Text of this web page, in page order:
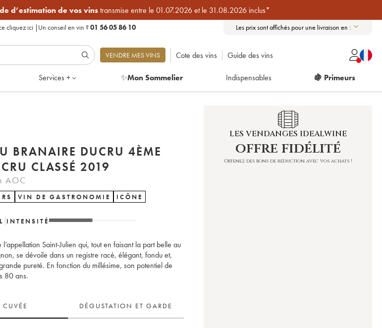
d’estimation de vos vinstransmise entre le 01.07.2026 et le 31.08.2026 inclus*
cliquez ici | Un conseil en vin ?01 56 05 86 10 Les prix sont affichés pour une livraison en :
VENDRE MES VINS Cote des vins Guide des vins
Services + ✨Mon Sommelier Indispensables 🍇 Primeurs
BRANAIRE DUCRU 4ÈME
GRAND CRU CLASSÉ 2019
AOC
VIN DE GASTRONOMIE ICÔNE
L INTENSITÉ
Saint-Julien qui, tout en faisant la part belle au
se dévoile dans un registre racé, élégant, fondu et,
pureté. En fonction du millésime, son potentiel de
80 ans.
CUVÉE DÉGUSTATION ET GARDE
LES VENDANGES IDEALWINE
offre fidélité
Obtenez des bons de réduction avec vos achats !